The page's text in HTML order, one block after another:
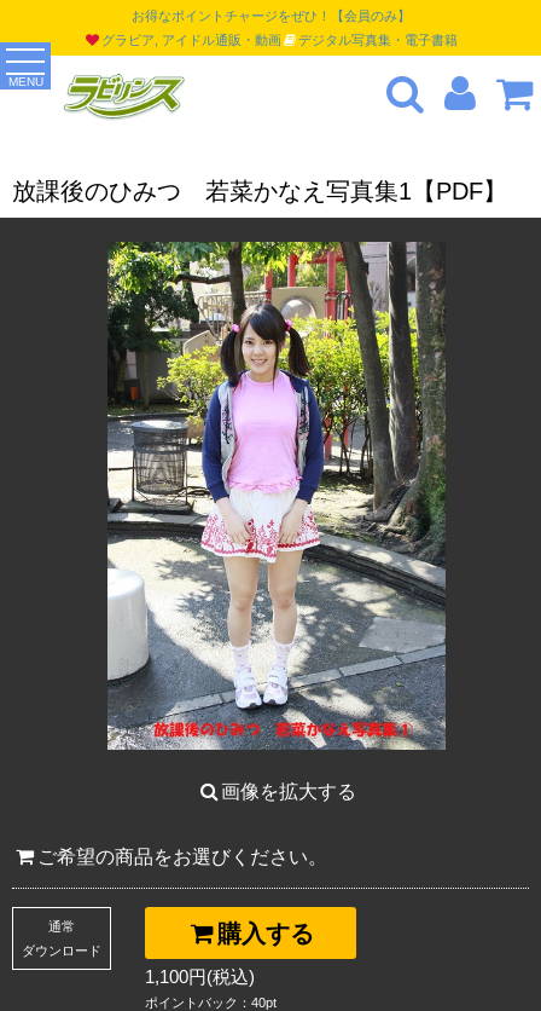
MENU
お得なポイントチャージをぜひ！【会員のみ】
グラビア, アイドル通販・動画
デジタル写真集・電子書籍
放課後のひみつ 若菜かなえ写真集1【PDF】
画像を拡大する
ご希望の商品をお選びください。
購入する
通常
ダウンロード
1,100円(税込)
ポイントバック：40pt